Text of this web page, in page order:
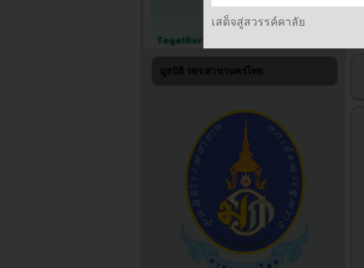
มูลนิธิ รพร.สาขานครไทย
เสด็จสู่สวรรค์คาลัย